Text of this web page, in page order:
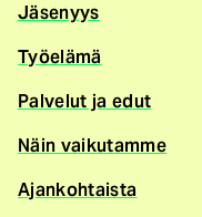
Jäsenyys
Työelämä
Palvelut ja edut
Näin vaikutamme
Ajankohtaista